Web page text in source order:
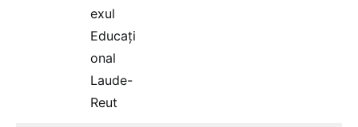
exul
Educați
onal
Laude-
Reut